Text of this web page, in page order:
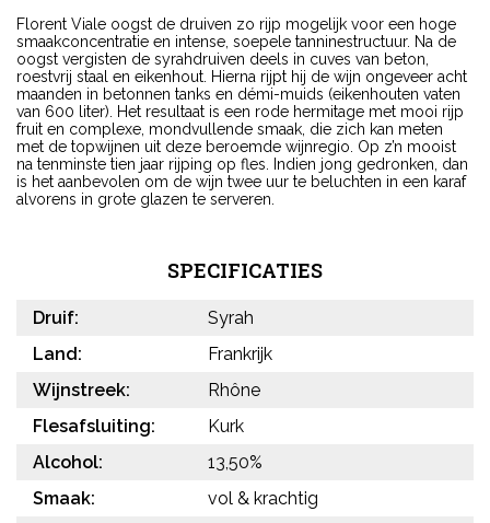
Florent Viale oogst de druiven zo rijp mogelijk voor een hoge
smaakconcentratie en intense, soepele tanninestructuur. Na de
oogst vergisten de syrahdruiven deels in cuves van beton,
roestvrij staal en eikenhout. Hierna rijpt hij de wijn ongeveer acht
maanden in betonnen tanks en démi-muids (eikenhouten vaten
van 600 liter). Het resultaat is een rode hermitage met mooi rijp
fruit en complexe, mondvullende smaak, die zich kan meten
met de topwijnen uit deze beroemde wijnregio. Op z’n mooist
na tenminste tien jaar rijping op fles. Indien jong gedronken, dan
is het aanbevolen om de wijn twee uur te beluchten in een karaf
alvorens in grote glazen te serveren.
SPECIFICATIES
Druif:
Syrah
Land:
Frankrijk
Wijnstreek:
Rhône
Flesafsluiting:
Kurk
Alcohol:
13,50%
Smaak:
vol & krachtig